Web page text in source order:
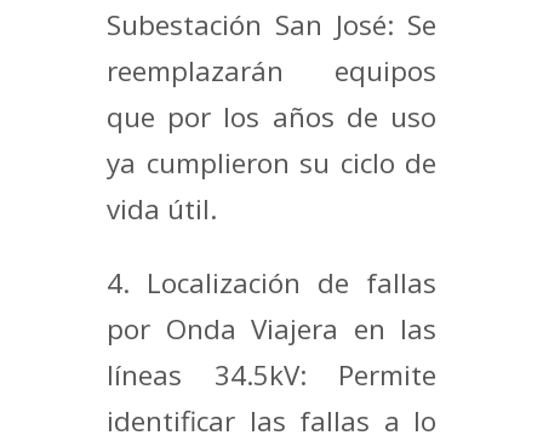
Subestación San José: Se
reemplazarán equipos
que por los años de uso
ya cumplieron su ciclo de
vida útil.
4. Localización de fallas
por Onda Viajera en las
líneas 34.5kV: Permite
identificar las fallas a lo